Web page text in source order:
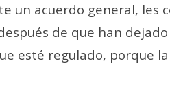
un acuerdo general, les
de que han
esté regulado, porque la